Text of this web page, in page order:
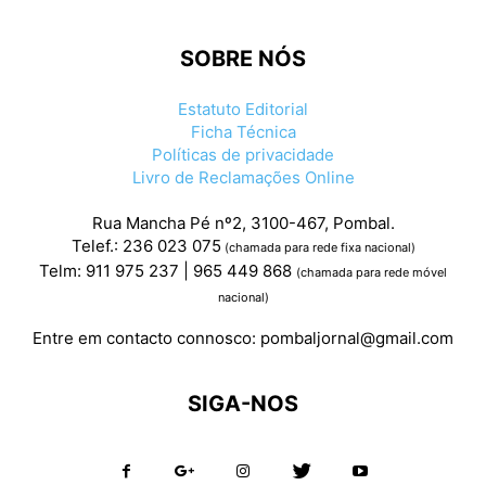
SOBRE NÓS
Estatuto Editorial
Ficha Técnica
Políticas de privacidade
Livro de Reclamações Online
Rua Mancha Pé nº2, 3100-467, Pombal.
Telef.: 236 023 075 (chamada para rede fixa nacional)
Telm: 911 975 237 | 965 449 868 (chamada para rede móvel
nacional)
Entre em contacto connosco: pombaljornal@gmail.com
SIGA-NOS